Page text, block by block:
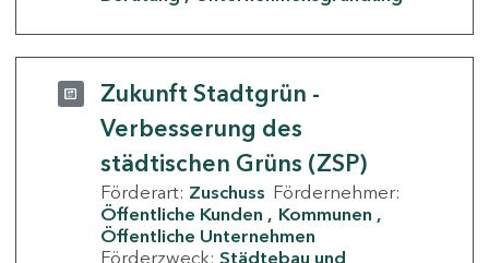
Zukunft Stadtgrün -
Verbesserung des
städtischen Grüns (ZSP)
Förderart: Zuschuss Fördernehmer:
Öffentliche Kunden
Kommunen
Öffentliche Unternehmen
Förderzweck: Städtebau und